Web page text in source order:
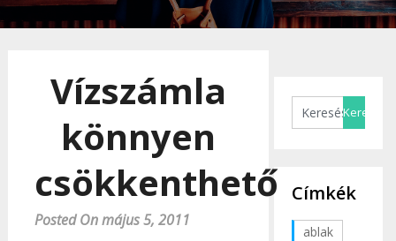
Vízszámla
könnyen
csökkenthető
Posted On május 5, 2011
Címkék
ablak